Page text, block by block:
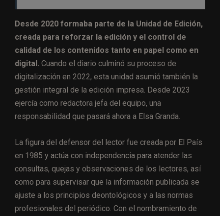
Desde 2020 formaba parte de la Unidad de Edición,
creada para reforzar la edición y el control de
calidad de los contenidos tanto en papel como en
digital. Cuando el diario culminó su proceso de
digitalización en 2022, esta unidad asumió también la
gestión integral de la edición impresa. Desde 2023
ejercía como redactora jefa del equipo, una
responsabilidad que pasará ahora a Elsa Granda.
La figura del defensor del lector fue creada por El País
en 1985 y actúa con independencia para atender las
consultas, quejas y observaciones de los lectores, así
como para supervisar que la información publicada se
ajuste a los principios deontológicos y a las normas
profesionales del periódico. Con el nombramiento de